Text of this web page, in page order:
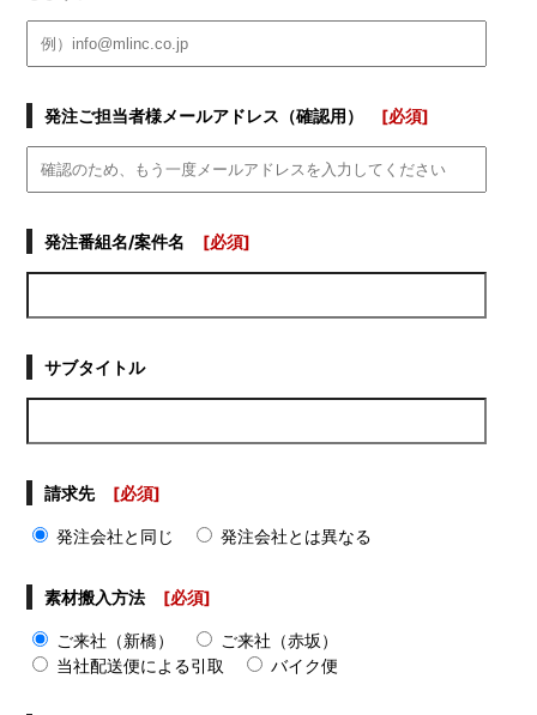
発注ご担当者様メールアドレス（確認用） [必須]
発注番組名/案件名 [必須]
サブタイトル
請求先 [必須]
発注会社と同じ 発注会社とは異なる
素材搬入方法 [必須]
ご来社（新橋）
ご来社（赤坂）
当社配送便による引取
バイク便